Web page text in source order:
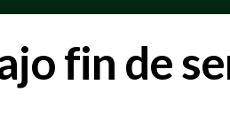
fin de